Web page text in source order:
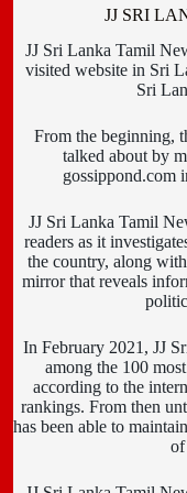
JJ SRI
JJ Sri Lanka Tamil
visited website in Sri
Sri
From the beginning,
talked about by
gossippond.com
JJ Sri Lanka Tamil
readers as it
the country, along
mirror that reveals
In February 2021, JJ
among the 100
according to the
rankings. From then
has been able to
of